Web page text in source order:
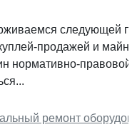
следующей
продажей и
нормативно-
ремонт